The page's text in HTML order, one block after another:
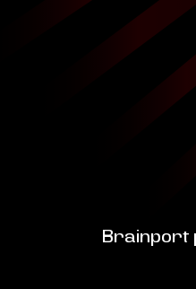
Brainport